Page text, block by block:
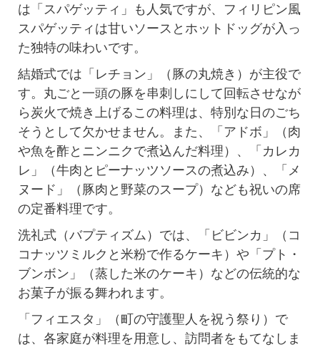
は「スパゲッティ」も人気ですが、フィリピン風
スパゲッティは甘いソースとホットドッグが入っ
た独特の味わいです。
結婚式では「レチョン」（豚の丸焼き）が主役で
す。丸ごと一頭の豚を串刺しにして回転させなが
ら炭火で焼き上げるこの料理は、特別な日のごち
そうとして欠かせません。また、「アドボ」（肉
や魚を酢とニンニクで煮込んだ料理）、「カレカ
レ」（牛肉とピーナッツソースの煮込み）、「メ
ヌード」（豚肉と野菜のスープ）なども祝いの席
の定番料理です。
洗礼式（バプティズム）では、「ビビンカ」（コ
コナッツミルクと米粉で作るケーキ）や「プト・
ブンボン」（蒸した米のケーキ）などの伝統的な
お菓子が振る舞われます。
「フィエスタ」（町の守護聖人を祝う祭り）で
は、各家庭が料理を用意し、訪問者をもてなしま